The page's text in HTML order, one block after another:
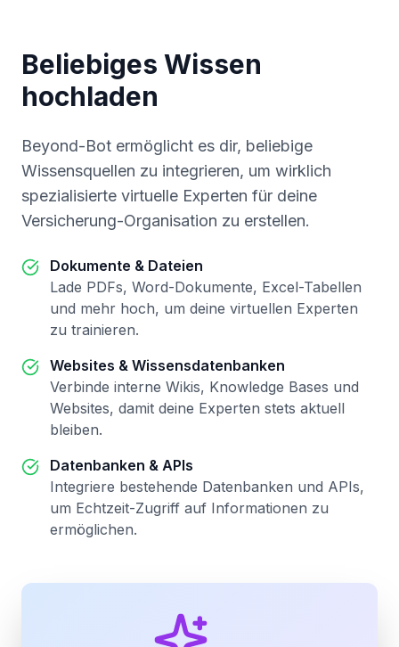
Beliebiges Wissen
hochladen
Beyond-Bot ermöglicht es dir, beliebige
Wissensquellen zu integrieren, um wirklich
spezialisierte virtuelle Experten für deine
Versicherung-Organisation zu erstellen.
Dokumente & Dateien
Lade PDFs, Word-Dokumente, Excel-Tabellen
und mehr hoch, um deine virtuellen Experten
zu trainieren.
Websites & Wissensdatenbanken
Verbinde interne Wikis, Knowledge Bases und
Websites, damit deine Experten stets aktuell
bleiben.
Datenbanken & APIs
Integriere bestehende Datenbanken und APIs,
um Echtzeit-Zugriff auf Informationen zu
ermöglichen.